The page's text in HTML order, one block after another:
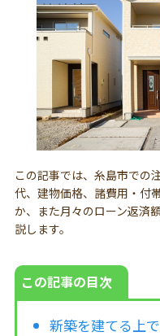
この記事では、糸島市での
代、建物価格、諸費用・付
か、また月々のローン返済
説します。
この記事の目次
新築を建てる上